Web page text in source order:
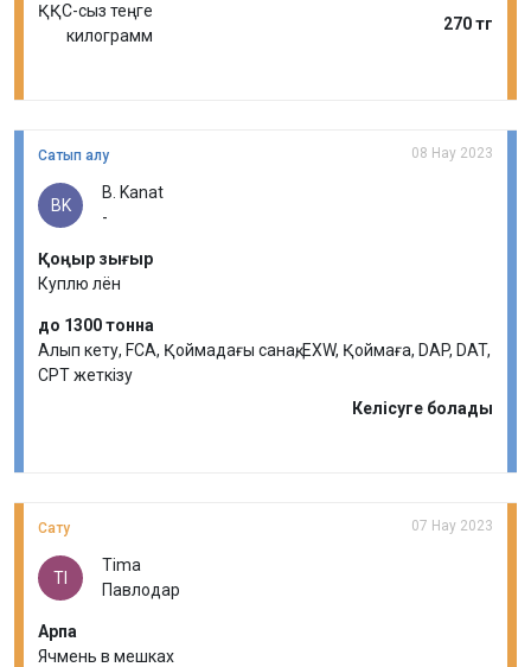
ҚҚС-сыз теңге
килограмм
270 тг
Сатып алу 08 Нау 2023
BK
B. Kanat
-
Қоңыр зығыр
Куплю лён
до 1300 тонна
Алып кету, FCA, Қоймадағы санақ, EXW, Қоймаға, DAP, DAT,
CPT жеткізу
Келісуге болады
Сату 07 Нау 2023
TI
Tima
Павлодар
Арпа
Ячмень в мешках